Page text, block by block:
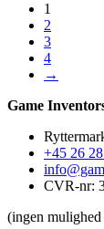
1
2
3
4
→
Game
+45 26
CVR-nr:
(ingen